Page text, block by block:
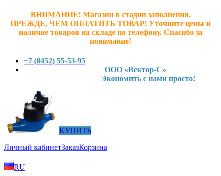
ВНИМАНИЕ! Магазин в стадии заполнения.
ПРЕЖДЕ, ЧЕМ ОПЛАТИТЬ ТОВАР! Уточните цены и
наличие товаров на складе по телефону. Спасибо за
понимание!
+7 (8452) 55-53-95
ООО «Вектор-С»
Экономить с нами просто!
КУПИТЬ
Личный кабинетЗаказКорзина
RU